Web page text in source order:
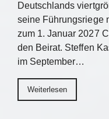
Deutschlands
seine Führungsriege
zum 1. Januar 2027
den Beirat. Steffen
im September…
Weiterlesen